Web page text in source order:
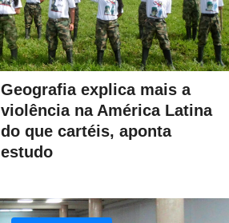
Geografia explica mais a
violência na América Latina
do que cartéis, aponta
estudo